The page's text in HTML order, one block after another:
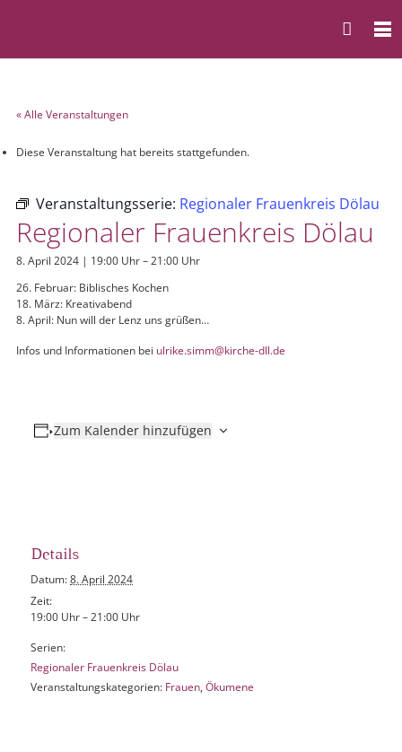
« Alle Veranstaltungen
Diese Veranstaltung hat bereits stattgefunden.
Veranstaltungsserie: Regionaler Frauenkreis Dölau
Regionaler Frauenkreis Dölau
8. April 2024 | 19:00 Uhr–21:00 Uhr
26. Februar: Biblisches Kochen
18. März: Kreativabend
8. April: Nun will der Lenz uns grüßen…
Infos und Informationen bei ulrike.simm@kirche-dll.de
Zum Kalender hinzufügen
Details
Datum: 8. April 2024
Zeit:
19:00 Uhr – 21:00 Uhr
Serien:
Regionaler Frauenkreis Dölau
Veranstaltungskategorien: Frauen,Ökumene